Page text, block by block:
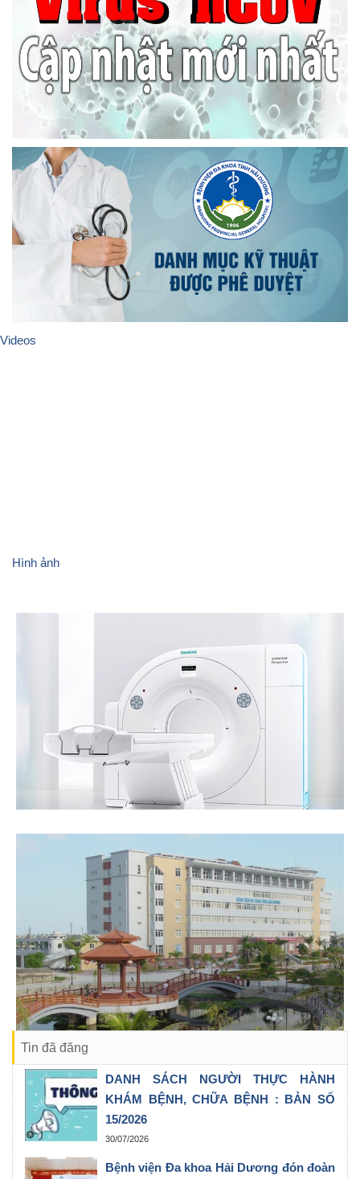
Videos
Hình ảnh
Tin đã đăng
DANH SÁCH NGƯỜI THỰC HÀNH
KHÁM BỆNH, CHỮA BỆNH : BẢN SỐ
15/2026
30/07/2026
Bệnh viện Đa khoa Hải Dương đón đoàn